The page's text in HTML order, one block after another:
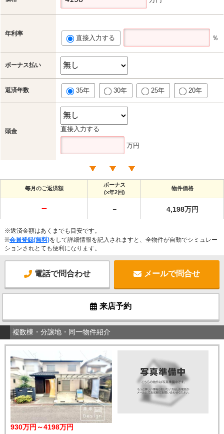
年利率
直接入力する ％
ボーナス払い
返済年数 35年 30年 25年 20年
頭金 直接入力する
万円
毎月のご返済額
ボーナス
(×年2回)
物件価格
－ － 4,198万円
※返済金額はあくまでも目安です。
※会員登録(無料)をして詳細情報を記入されますと、全物件が自動でシミュレー
ションされとても便利になります。
電話で問合わせ メールで問合せ
来店予約
複数棟・分譲地・同一物件紹介
930万円～4198万円